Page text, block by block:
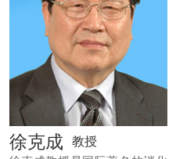
徐克成 教授